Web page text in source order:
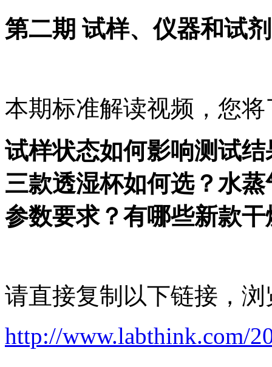
第二期 试样、仪器和试剂
本期标准解读视频，您将
试样状态如何影响测试
三款透湿杯如何选？水
参数要求？有哪些新款
请直接复制以下链接，
http://www.labthink.com/